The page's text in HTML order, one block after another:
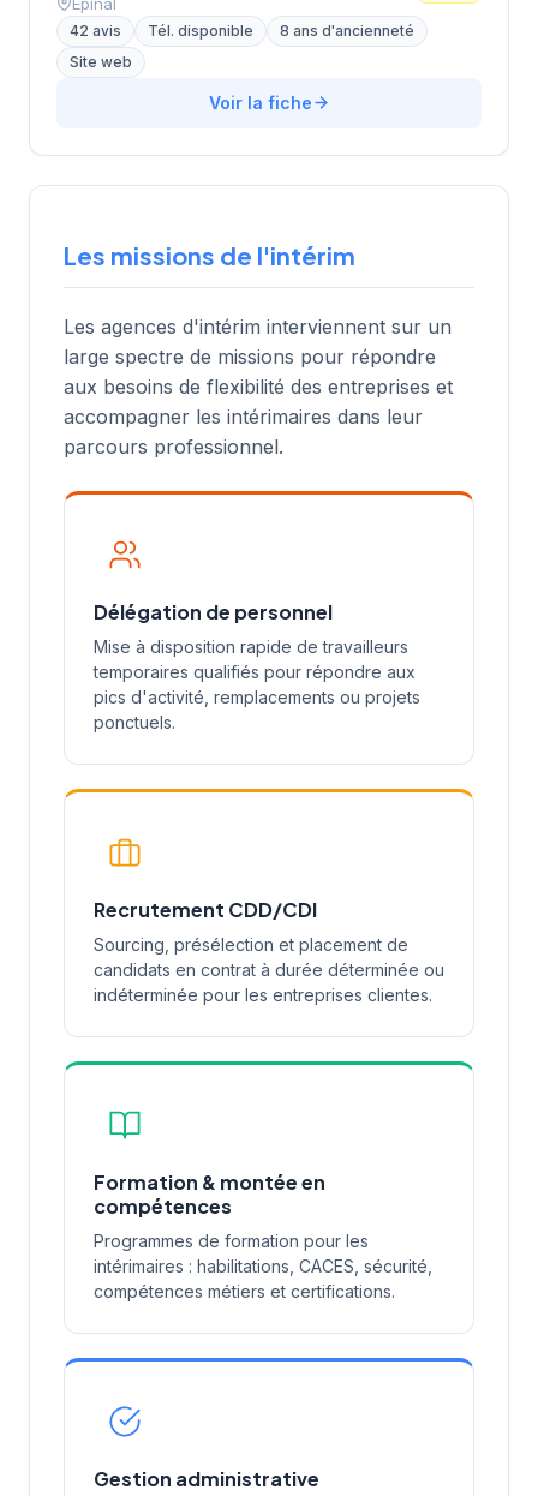
42 avis Tél. disponible
8 ans d'ancienneté
Site web
Voir la fiche
Les missions de l'intérim
Les agences d'intérim interviennent sur un
large spectre de missions pour répondre
aux besoins de flexibilité des entreprises et
accompagner les intérimaires dans leur
parcours professionnel.
Délégation de personnel
Mise à disposition rapide de travailleurs
temporaires qualifiés pour répondre aux
pics d'activité, remplacements ou projets
ponctuels.
Recrutement CDD/CDI
Sourcing, présélection et placement de
candidats en contrat à durée déterminée ou
indéterminée pour les entreprises clientes.
Formation & montée en
compétences
Programmes de formation pour les
intérimaires : habilitations, CACES, sécurité,
compétences métiers et certifications.
Gestion administrative